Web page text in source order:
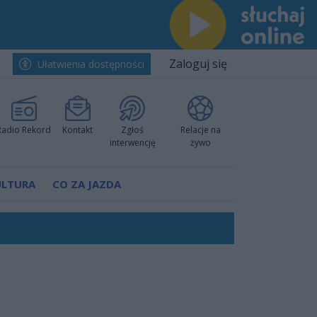
Ułatwienia dostępności Zaloguj się
Rekord Kontakt
Zgłoś
interwencję
Relacje na
żywo
CO ZA JAZDA
i pewnie wygrali przy Struga
w Ustce!
prokuratury